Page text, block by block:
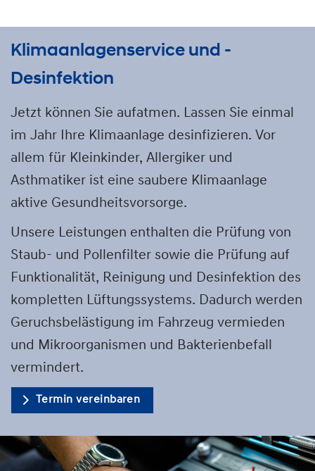
Klimaanlagenservice und -
Desinfektion
Jetzt können Sie aufatmen. Lassen Sie einmal
im Jahr Ihre Klimaanlage desinfizieren. Vor
allem für Kleinkinder, Allergiker und
Asthmatiker ist eine saubere Klimaanlage
aktive Gesundheitsvorsorge.
Unsere Leistungen enthalten die Prüfung von
Staub- und Pollenfilter sowie die Prüfung auf
Funktionalität, Reinigung und Desinfektion des
kompletten Lüftungssystems. Dadurch werden
Geruchsbelästigung im Fahrzeug vermieden
und Mikroorganismen und Bakterienbefall
vermindert.
Termin vereinbaren